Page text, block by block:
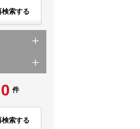
検索する
0 件
検索する